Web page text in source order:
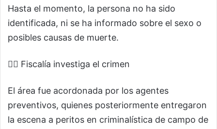
Hasta el momento, la persona no ha sido
identificada, ni se ha informado sobre el sexo o
posibles causas de muerte.
🕵️‍♂️ Fiscalía investiga el crimen
El área fue acordonada por los agentes
preventivos, quienes posteriormente entregaron
la escena a peritos en criminalística de campo de